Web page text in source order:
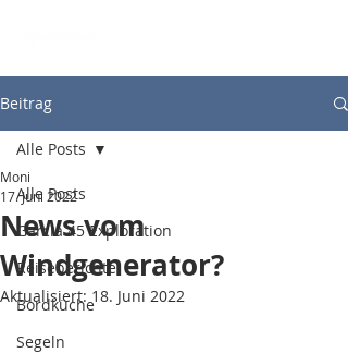
Beitrag
Alle Posts
Garcia 45 Exploration
Reiseberichte
Bordküche
Segeln
Alle Posts
News vom
Windgenerator?
Moni
17. Juni 2022
Aktualisiert: 18. Juni 2022